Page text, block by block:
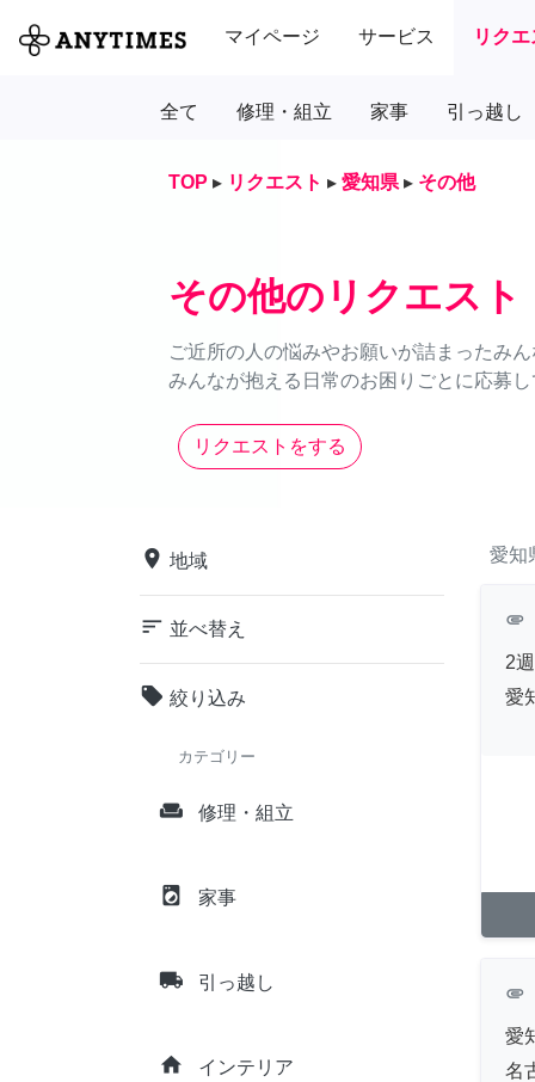
マイページ サービス リク
全て 修理・組立 家事 引っ越し
TOP ▸ リクエスト ▸ 愛知県 ▸ その他
その他のリクエスト
ご近所の人の悩みやお願いが詰まったみ
みんなが抱える日常のお困りごとに応募
リクエストをする
place 地域
sort 並べ替え
local_offer 絞り込み
カテゴリー
weekend 修理・組立
local_laundry_service 家事
local_shipping 引っ越し
home インテリア
愛知
attachment
2
愛
attachment
愛
名